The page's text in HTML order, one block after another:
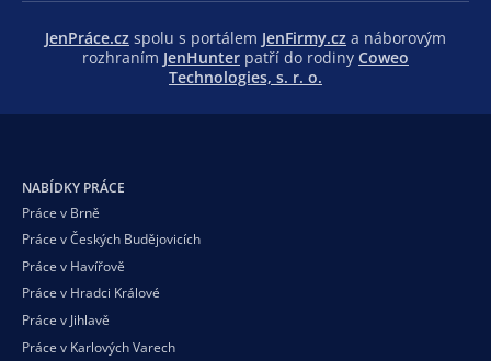
JenPráce.cz spolu s portálem JenFirmy.cz a náborovým
rozhraním JenHunter patří do rodiny Coweo
Technologies, s. r. o.
NABÍDKY PRÁCE
Práce v Brně
Práce v Českých Budějovicích
Práce v Havířově
Práce v Hradci Králové
Práce v Jihlavě
Práce v Karlových Varech